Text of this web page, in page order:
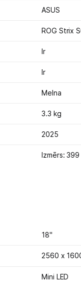
ASUS
ROG Strix
Ir
Ir
Melna
3.3 kg
2025
Izmērs:
18"
2560 x
Mini LED